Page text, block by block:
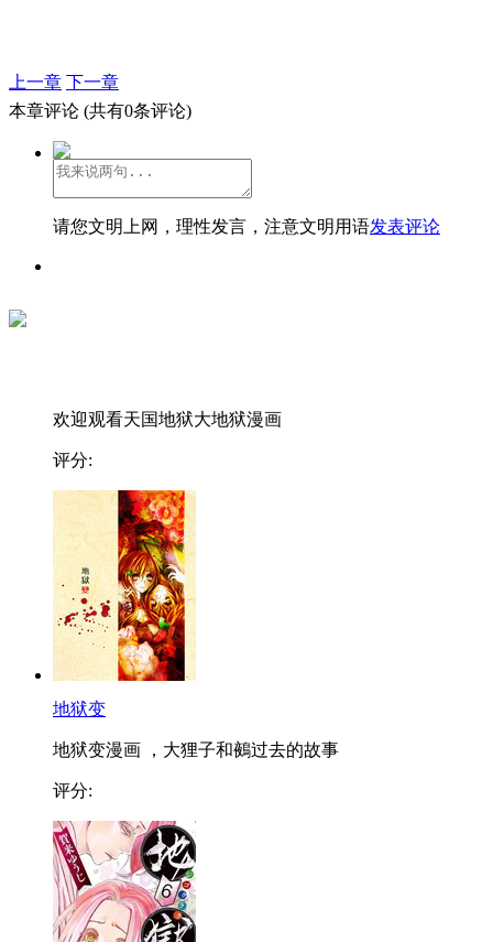
上一章 下一章
本章评论 (共有0条评论)
请您文明上网，理性发言，注意文明用语发表评论
欢迎观看天国地狱大地狱漫画
评分:
地狱变
地狱变漫画 ，大狸子和鵺过去的故事
评分: